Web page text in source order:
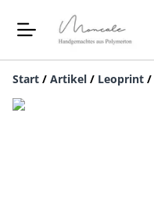
Start / Artikel / Leoprint /